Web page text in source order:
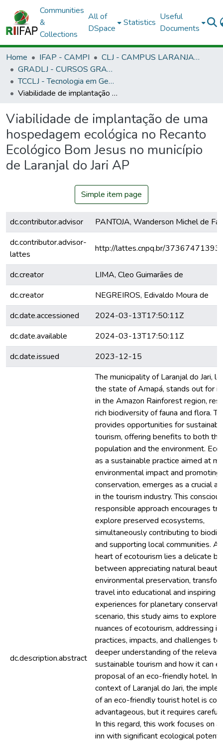
Communities
&
Collections
All of
DSpace
Statistics
Useful
Documents
Home IFAP - CAMPI
CLJ - CAMPUS LARANJAL DO JARI
GRADLJ - CURSOS GRADUAÇÃO - CAMPUS LARANJAL DO JARI
TCCLJ - Tecnologia em Gestão Ambiental
Viabilidade de implantação de uma hospedagem ecológica no Recanto Ecológico Bom Jesus no município de Laranjal do Jari AP
Viabilidade de implantação de uma
hospedagem ecológica no Recanto
Ecológico Bom Jesus no município
de Laranjal do Jari AP
Simple item page
dc.contributor.advisor
PANTOJA, Wanderson Michel de
dc.contributor.advisor-
lattes
http://lattes.cnpq.br/
dc.creator
LIMA, Cleo Guimarães de
dc.creator
NEGREIROS, Edivaldo Moura de
dc.date.accessioned
2024-03-13T17:50:11Z
dc.date.available
2024-03-13T17:50:11Z
dc.date.issued
2023-12-15
dc.description.abstract
The municipality of Laranjal do Jari,
the state of Amapá, stands out for
in the Amazon Rainforest region,
rich biodiversity of fauna and flora.
provides opportunities for
tourism, offering benefits to both
population and the environment.
as a sustainable practice aimed at
environmental impact and promoting
conservation, emerges as a crucial
in the tourism industry. This
responsible approach encourages
explore preserved ecosystems,
simultaneously contributing to
and supporting local communities.
heart of ecotourism lies a delicate
between appreciating natural beauty
environmental preservation,
travel into educational and inspiring
experiences for planetary
scenario, this study aims to explore
nuances of ecotourism, addressing
practices, impacts, and challenges
deeper understanding of the
sustainable tourism and how it can
proposal of an eco-friendly hotel. In
context of Laranjal do Jari, the
of an eco-friendly tourist hotel is
advantageous, but it requires careful
In this regard, this work focuses on a
inn with significant ecological